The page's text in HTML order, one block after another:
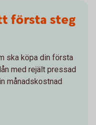
första steg
ska köpa din första
med rejält pressad
månadskostnad